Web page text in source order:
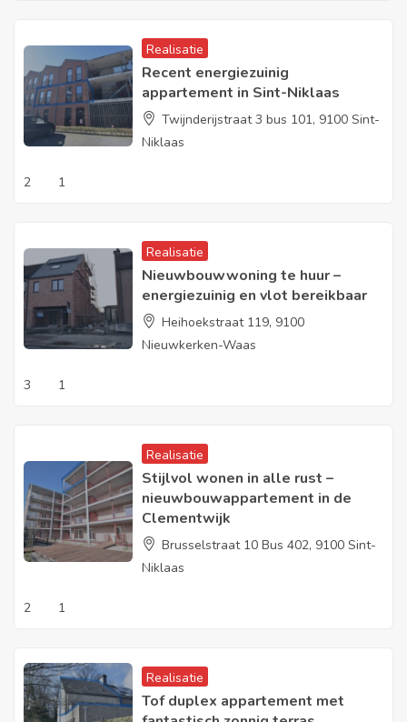
Realisatie
Recent energiezuinig
appartement in Sint-Niklaas
Twijnderijstraat 3 bus 101, 9100 Sint-
Niklaas
2 1
Realisatie
Nieuwbouwwoning te huur –
energiezuinig en vlot bereikbaar
Heihoekstraat 119, 9100
Nieuwkerken-Waas
3 1
Realisatie
Stijlvol wonen in alle rust –
nieuwbouwappartement in de
Clementwijk
Brusselstraat 10 Bus 402, 9100 Sint-
Niklaas
2 1
Realisatie
Tof duplex appartement met